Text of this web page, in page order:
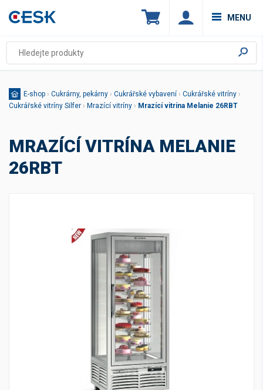
MENU
E-shop › Cukrárny, pekárny › Cukrářské vybavení › Cukrářské vitríny ›
Cukrářské vitríny Silfer › Mrazící vitríny › Mrazící vitrína Melanie 26RBT
MRAZÍCÍ VITRÍNA MELANIE
26RBT